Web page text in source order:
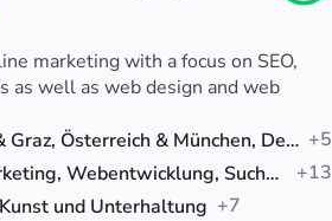
marketing with a focus on SEO,
as well as web design and web
Linz & Wien & Graz, Österreich & München, Deutschland & Zürich, Schweiz +5
Digitales Marketing, Webentwicklung, Suchmaschinenoptimierung (SEO)
+13
und Unterhaltung +7